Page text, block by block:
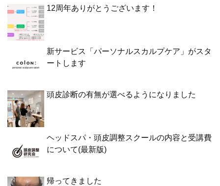
12周年ありがとうございます！
新サービス「パーソナルスカルプケア」がスタ
ートします
頭皮診断の有無が選べるようになりました
ヘッドスパ・頭皮調整スクールの内容と受講費
について(最新版)
帰ってきました